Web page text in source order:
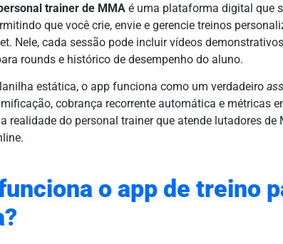
trainer de MMA é uma plataforma digital que
que você crie, envie e gerencie treinos
Nele, cada sessão pode incluir vídeos
rounds e histórico de desempenho do aluno.
estática, o app funciona como um verdadeiro
cobrança recorrente automática e métricas
realidade do personal trainer que atende lutadores de
o app de treino